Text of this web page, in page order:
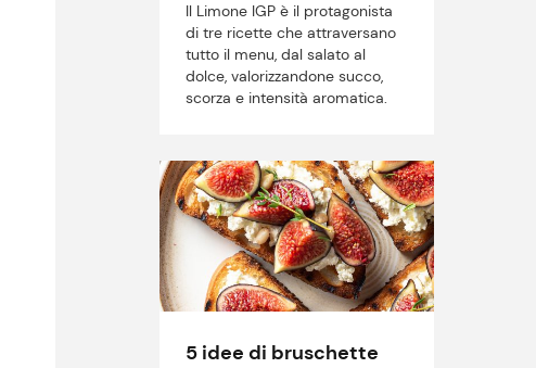
Il Limone IGP è il protagonista
di tre ricette che attraversano
tutto il menu, dal salato al
dolce, valorizzandone succo,
scorza e intensità aromatica.
5 idee di bruschette